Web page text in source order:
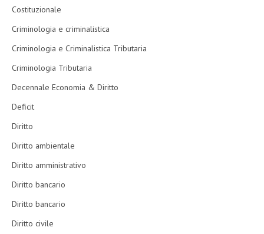
Costituzionale
Criminologia e criminalistica
Criminologia e Criminalistica Tributaria
Criminologia Tributaria
Decennale Economia & Diritto
Deficit
Diritto
Diritto ambientale
Diritto amministrativo
Diritto bancario
Diritto bancario
Diritto civile